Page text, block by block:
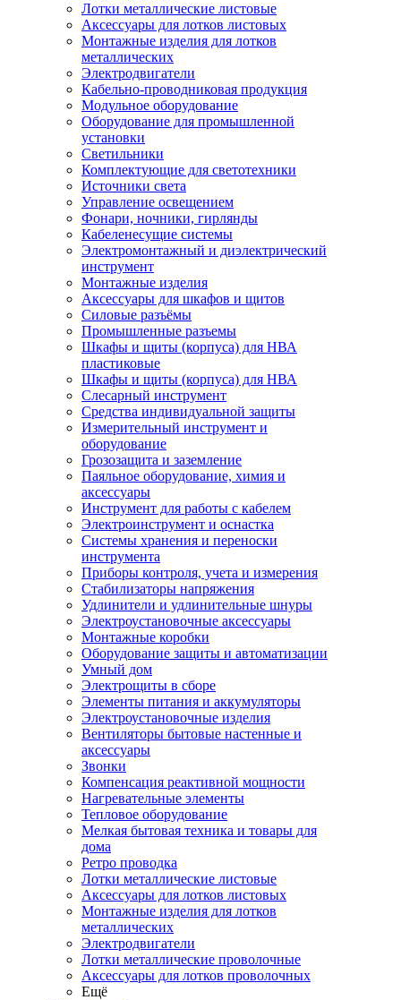
Лотки металлические листовые
Аксессуары для лотков листовых
Монтажные изделия для лотков
металлических
Электродвигатели
Кабельно-проводниковая продукция
Модульное оборудование
Оборудование для промышленной
установки
Светильники
Комплектующие для светотехники
Источники света
Управление освещением
Фонари, ночники, гирлянды
Кабеленесущие системы
Электромонтажный и диэлектрический
инструмент
Монтажные изделия
Аксессуары для шкафов и щитов
Силовые разъёмы
Промышленные разъемы
Шкафы и щиты (корпуса) для НВА
пластиковые
Шкафы и щиты (корпуса) для НВА
Слесарный инструмент
Средства индивидуальной защиты
Измерительный инструмент и
оборудование
Грозозащита и заземление
Паяльное оборудование, химия и
аксессуары
Инструмент для работы с кабелем
Электроинструмент и оснастка
Системы хранения и переноски
инструмента
Приборы контроля, учета и измерения
Стабилизаторы напряжения
Удлинители и удлинительные шнуры
Электроустановочные аксессуары
Монтажные коробки
Оборудование защиты и автоматизации
Умный дом
Электрощиты в сборе
Элементы питания и аккумуляторы
Электроустановочные изделия
Вентиляторы бытовые настенные и
аксессуары
Звонки
Компенсация реактивной мощности
Нагревательные элементы
Тепловое оборудование
Мелкая бытовая техника и товары для
дома
Ретро проводка
Лотки металлические листовые
Аксессуары для лотков листовых
Монтажные изделия для лотков
металлических
Электродвигатели
Лотки металлические проволочные
Аксессуары для лотков проволочных
Ещё